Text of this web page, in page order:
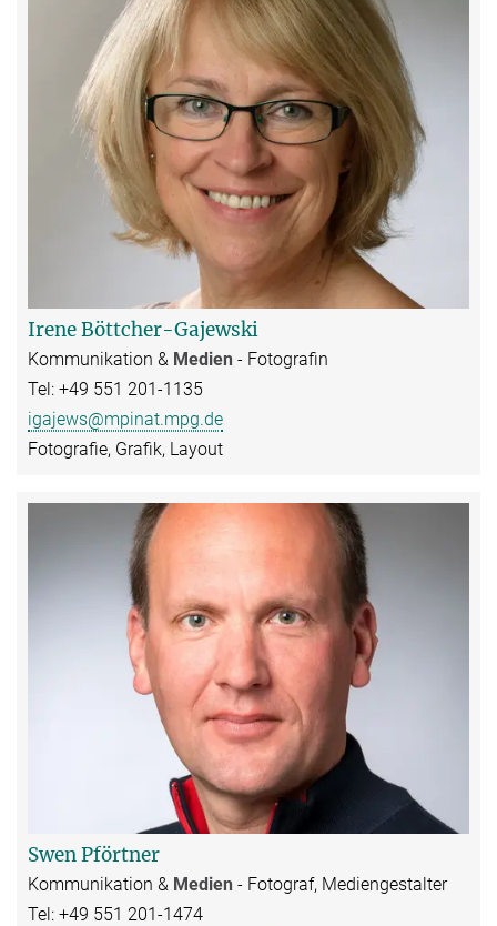
Irene Böttcher-Gajewski
Kommunikation & Medien - Fotografin
Tel: +49 551 201-1135
igajews@mpinat.mpg.de
Fotografie, Grafik, Layout
Swen Pförtner
Kommunikation & Medien - Fotograf, Mediengestalter
Tel: +49 551 201-1474